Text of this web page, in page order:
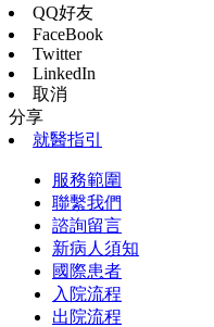
QQ好友
FaceBook
Twitter
LinkedIn
取消
分享
就醫指引
服務範圍
聯繫我們
諮詢留言
新病人須知
國際患者
入院流程
出院流程